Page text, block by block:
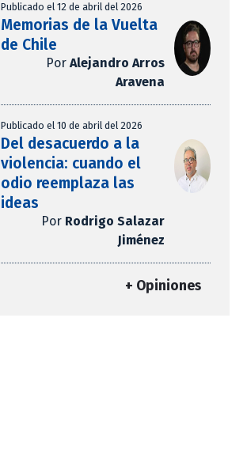
Publicado el 12 de abril del 2026
Memorias de la Vuelta
de Chile
Por Alejandro Arros
Aravena
Publicado el 10 de abril del 2026
Del desacuerdo a la
violencia: cuando el
odio reemplaza las
ideas
Por Rodrigo Salazar
Jiménez
+ Opiniones